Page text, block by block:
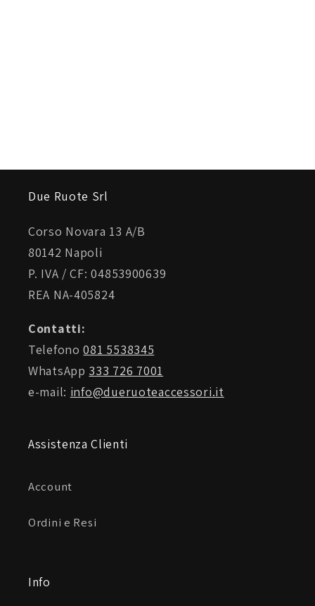
Due Ruote Srl
Corso Novara 13 A/B
80142 Napoli
P. IVA / CF: 04853900639
REA NA-405824
Contatti:
Telefono081 5538345
WhatsApp 333 726 7001
e-mail: info@dueruoteaccessori.it
Assistenza Clienti
Account
Ordini e Resi
Info